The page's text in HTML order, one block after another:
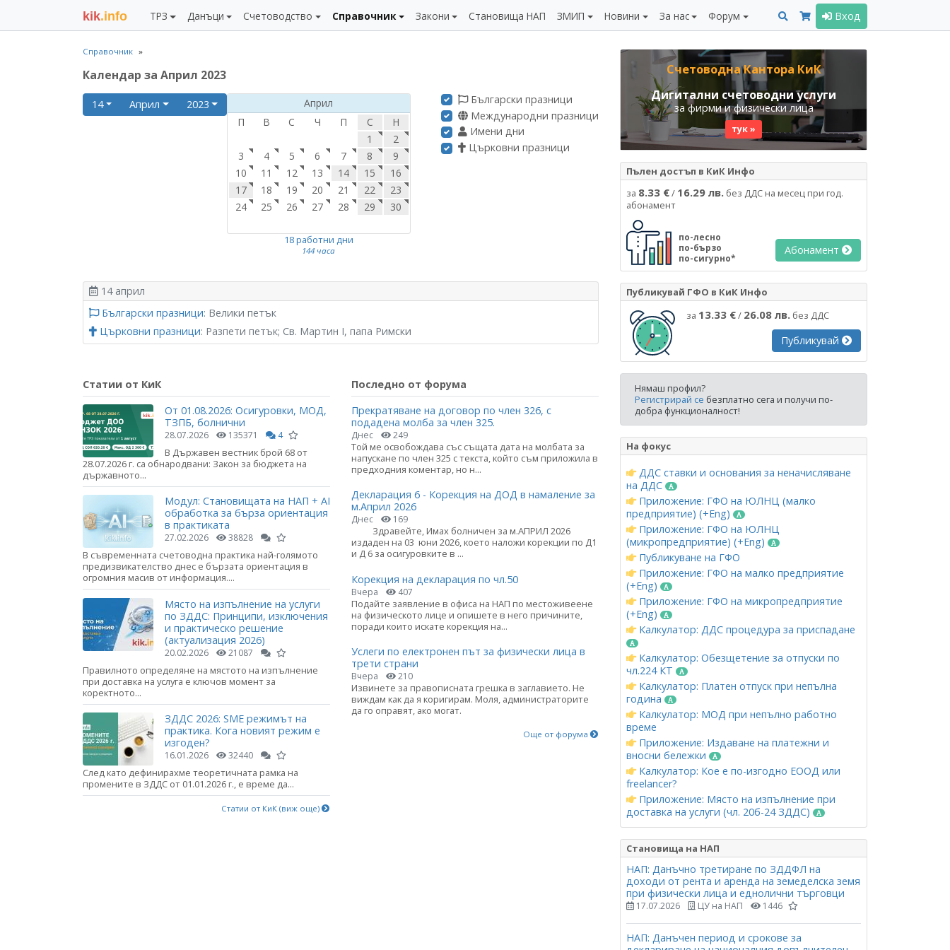
kik.info ТРЗ Данъци Счетоводство Справочник Закони Становища НАП ЗМИП Новини За нас Форум Вход
Справочник
Календар за Април 2023
14 Април 2023
Български празници
Международни празници
Имени дни
Църковни празници
Април
П
В С Ч П С
Н
1
2
3
4 5 6 7 8
9
10
11 12 13 14 15
16
17
18 19 20 21 22
23
24
25 26 27 28 29 30
18 работни дни
144 часа
14 април
Български празници: Велики петък
Църковни празници: Разпети петък; Св. Мартин I, папа Римски
Статии от КиК
От 01.08.2026: Осигуровки, МОД,
ТЗПБ, болнични
28.07.2026 135371 4
В Държавен вестник брой 68 от
28.07.2026 г. са обнародвани: Закон за бюджета на
държавното...
Модул: Становищата на НАП + AI
обработка за бърза ориентация
в практиката
27.02.2026 38828
В съвременната счетоводна практика най-голямото
предизвикателство днес е бързата ориентация в
огромния масив от информация....
Място на изпълнение на услуги
по ЗДДС: Принципи, изключения
и практическо решение
(актуализация 2026)
20.02.2026 21087
Правилното определяне на мястото на изпълнение
при доставка на услуга е ключов момент за
коректното...
ЗДДС 2026: SME режимът на
практика. Кога новият режим е
изгоден?
16.01.2026 32440
След като дефинирахме теоретичната рамка на
промените в ЗДДС от 01.01.2026 г., е време да...
Статии от КиК (виж още)
Последно от форума
Прекратяване на договор по член 326, с
подадена молба за член 325.
Днес 249
Той ме освобождава със същата дата на молбата за
напускане по член 325 с текста, който съм приложила в
предходния коментар, но н...
Декларация 6 - Корекция на ДОД в намаление за
м.Април 2026
Днес 169
Здравейте, Имах болничен за м.АПРИЛ 2026
издаден на 03 юни 2026, което наложи корекции по Д1
и Д 6 за осигуровките в ...
Корекция на декларация по чл.50
Вчера 407
Подайте заявление в офиса на НАП по местоживеене
на физическото лице и опишете в него причините,
поради които искате корекция на...
Услеги по електронен път за физически лица в
трети страни
Вчера 210
Извинете за правописната грешка в заглавието. Не
виждам как да я коригирам. Моля, администраторите
да го оправят, ако могат.
Още от форума
Счетоводна Кантора КиК
Дигитални счетоводни услуги
за фирми и физически лица
тук »
Пълен достъп в КиК Инфо
за 8.33 €/ 16.29 лв. без ДДС на месец при год.
абонамент
по-лесно
по-бързо
по-сигурно*
Абонамент
Публикувай ГФО в КиК Инфо
за 13.33 €/ 26.08 лв. без ДДС
Публикувай
Нямаш профил?
Регистрирай се безплатно сега и получи по-
добра функционалност!
На фокус
ДДС ставки и основания за неначисляване
на ДДС
Приложение: ГФО на ЮЛНЦ (малко
предприятие) (+Eng)
Приложение: ГФО на ЮЛНЦ
(микропредприятие) (+Eng)
Публикуване на ГФО
Приложение: ГФО на малко предприятие
(+Eng)
Приложение: ГФО на микропредприятие
(+Eng)
Калкулатор: ДДС процедура за приспадане
Калкулатор: Обезщетение за отпуски по
чл.224 КТ
Калкулатор: Платен отпуск при непълна
година
Калкулатор: МОД при непълно работно
време
Приложение: Издаване на платежни и
вносни бележки
Калкулатор: Кое е по-изгодно ЕООД или
freelancer?
Приложение: Място на изпълнение при
доставка на услуги (чл. 20б-24 ЗДДС)
Становища на НАП
НАП: Данъчно третиране по ЗДДФЛ на
доходи от рента и аренда на земеделска земя
при физически лица и еднолични търговци
17.07.2026 ЦУ на НАП 1446
НАП: Данъчен период и срокове за